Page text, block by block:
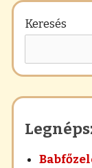
Keresés